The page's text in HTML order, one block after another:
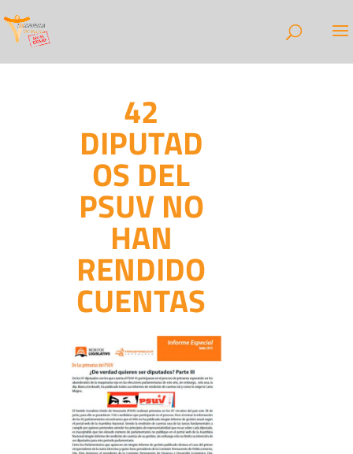
42
DIPUTAD
OS DEL
PSUV NO
HAN
RENDIDO
CUENTAS